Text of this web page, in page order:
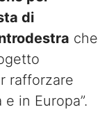
di
che
rafforzare
in Europa”.